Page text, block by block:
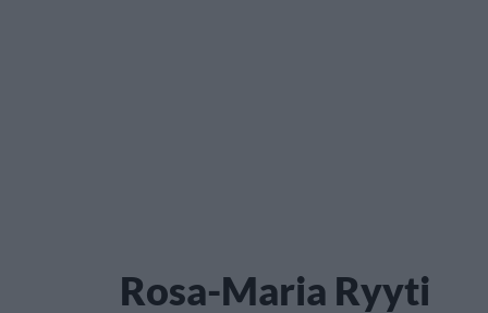
Rosa-Maria Ryyti